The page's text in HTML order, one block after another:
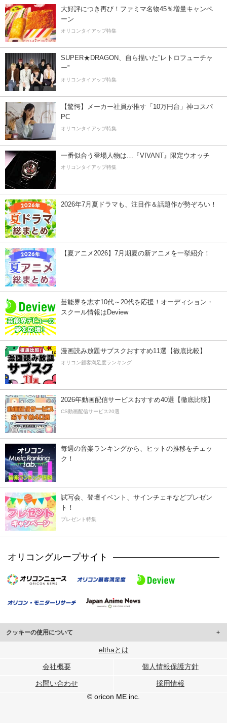
大好評につき再び！ファミマ名物45％増量キャンペ
ーン
オリコンタイアップ特集
SUPER★DRAGON、自ら描いた”レトロフューチャ
ー”
オリコンタイアップ特集
【驚愕】メーカー社員が推す「10万円台」神コスパ
PC
オリコンタイアップ特集
一番似合う登場人物は…『VIVANT』限定ウオッチ
オリコンタイアップ特集
2026年7月夏ドラマも、注目作＆話題作が勢ぞろい！
【夏アニメ2026】7月期夏の新アニメを一挙紹介！
芸能界を志す10代～20代を応援！オーディション・
スクール情報はDeview
漫画読み放題サブスクおすすめ11選【徹底比較】
オリコン顧客満足度ランキング
2026年動画配信サービスおすすめ40選【徹底比較】
CS動画配信サービス20選
毎週の音楽ランキングから、ヒットの推移をチェッ
ク！
試写会、登壇イベント、サインチェキなどプレゼン
ト！
プレゼント特集
オリコングループサイト
クッキーの使用について
このサイトでは Cookie を使用して、ユーザーに合わせたコンテンツや広告の
行っています。
メディアや広告配信、データ解析の各パートナーに提供しています。
ユーザーが各パートナーのサービスを使用したときに収集した他の情報を組み
elthaとは
会社概要 個人情報保護方針
お問い合わせ
採用情報
© oricon ME inc.